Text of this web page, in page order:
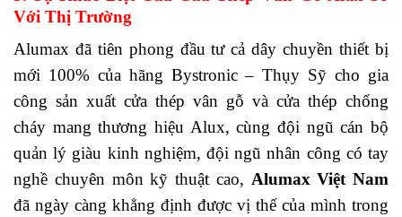
Với Thị Trường
Alumax đã tiên phong đầu tư cả dây chuyền thiết bị
mới 100% của hãng Bystronic – Thụy Sỹ cho gia
công sản xuất cửa thép vân gỗ và cửa thép chống
cháy mang thương hiệu Alux, cùng đội ngũ cán bộ
quản lý giàu kinh nghiệm, đội ngũ nhân công có tay
nghề chuyên môn kỹ thuật cao, Alumax Việt Nam
đã ngày càng khẳng định được vị thế của mình trong